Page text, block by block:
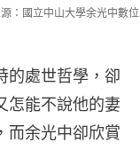
：國立中山大學余光中數位
的處世哲學，卻
怎能不說他的妻
而余光中卻欣賞